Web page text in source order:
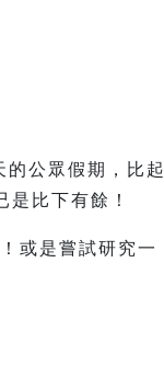
公眾假期，比起
比下有餘！
或是嘗試研究一